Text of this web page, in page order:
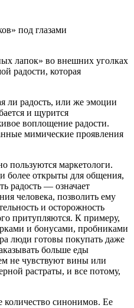
под глазами
лапок» во внешних уголках
радости, которая
ли радость, или же эмоции
и щурится
воплощение радости.
мимические проявления
пользуются маркетологи.
более открыты для общения,
радость — означает
человека, позволить ему
и осторожность
притупляются. К примеру,
и бонусами, пробниками
люди готовы покупать даже
больше еды
не чувствуют вины или
растраты, и все потому,
количество синонимов. Ее